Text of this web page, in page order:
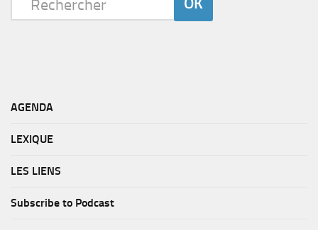
AGENDA
LEXIQUE
LES LIENS
Subscribe to Podcast